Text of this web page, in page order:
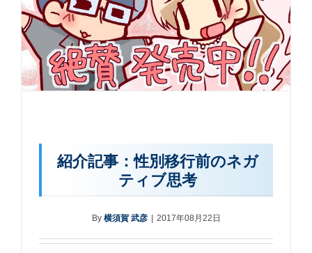
紹介記事：性別移行前のネガ
ティブ思考
By 横須賀 武彦 2017年08月22日